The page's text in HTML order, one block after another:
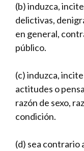
(b) induzca,
delictivas,
en general,
público.
(c) induzca,
actitudes o
razón de sexo,
condición.
(d) sea contrario